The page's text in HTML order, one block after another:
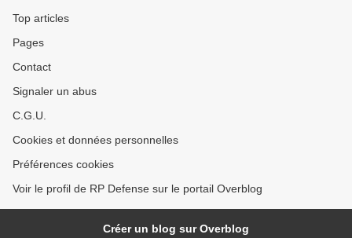
Top articles
Pages
Contact
Signaler un abus
C.G.U.
Cookies et données personnelles
Préférences cookies
Voir le profil de RP Defense sur le portail Overblog
Créer un blog sur Overblog